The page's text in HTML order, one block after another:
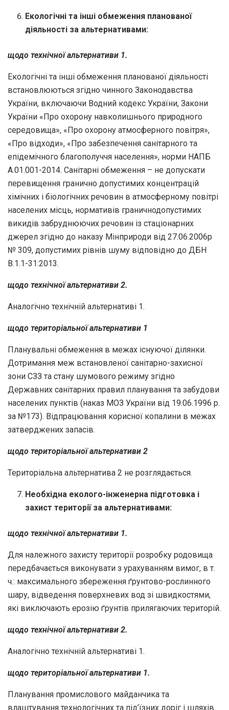
Екологічні та інші обмеження планованої
діяльності за альтернативами:
щодо технічної альтернативи 1.
Екологічні та інші обмеження планованої діяльності
встановлюються згідно чинного Законодавства
України, включаючи Водний кодекс України, Закони
України «Про охорону навколишнього природного
середовища», «Про охорону атмосферного повітря»,
«Про відходи», «Про забезпечення санітарного та
епідемічного благополуччя населення», норми НАПБ
А.01.001-2014. Санітарні обмеження – не допускати
перевищення гранично допустимих концентрацій
хімічних і біологічних речовин в атмосферному повітрі
населених місць, нормативів граничнодопустимих
викидів забруднюючих речовин із стаціонарних
джерел згідно до наказу Мінприроди від 27.06.2006р
№ 309, допустимих рівнів шуму відповідно до ДБН
В.1.1-31:2013.
щодо технічної альтернативи 2.
Аналогічно технічній альтернативі 1.
щодо територіальної альтернативи 1
Планувальні обмеження в межах існуючої ділянки.
Дотримання меж встановленої санітарно-захисної
зони СЗЗ та стану шумового режиму згідно
Державних санітарних правил планування та забудови
населених пунктів (наказ МОЗ України від 19.06.1996 р.
за №173). Відпрацювання корисної копалини в межах
затверджених запасів.
щодо територіальної альтернативи 2
Територіальна альтернатива 2 не розглядається.
Необхідна еколого-інженерна підготовка і
захист території за альтернативами:
щодо технічної альтернативи 1.
Для належного захисту території розробку родовища
передбачається виконувати з урахуванням вимог, в т.
ч.: максимального збереження ґрунтово-рослинного
шару, відведення поверхневих вод зі швидкостями,
які виключають ерозію ґрунтів прилягаючих територій.
щодо технічної альтернативи 2.
Аналогічно технічній альтернативі 1.
щодо територіальної альтернативи 1.
Планування промислового майданчика та
влаштування технологічних та під’їзних доріг і шляхів